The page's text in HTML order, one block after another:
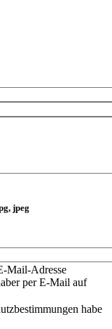
jpeg
Mail-Adresse
per E-Mail auf
habe